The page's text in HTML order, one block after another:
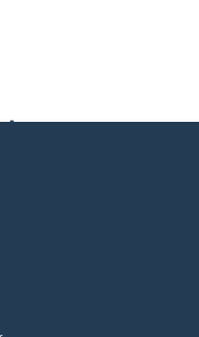
لا توجد تنزيلات ولا بطاقة ائتمان ولا حاجة إلى تسجيل الدخول للمحاولة!